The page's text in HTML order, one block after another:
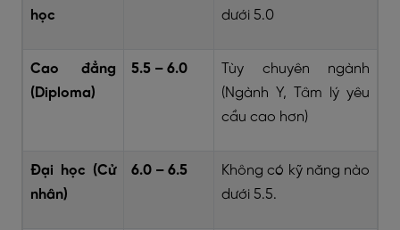
học
dưới 5.0
Cao đẳng
(Diploma)
5.5 – 6.0
Tùy chuyên ngành
(Ngành Y, Tâm lý yêu
cầu cao hơn)
Đại học (Cử
nhân)
6.0 – 6.5
Không có kỹ năng nào
dưới 5.5.